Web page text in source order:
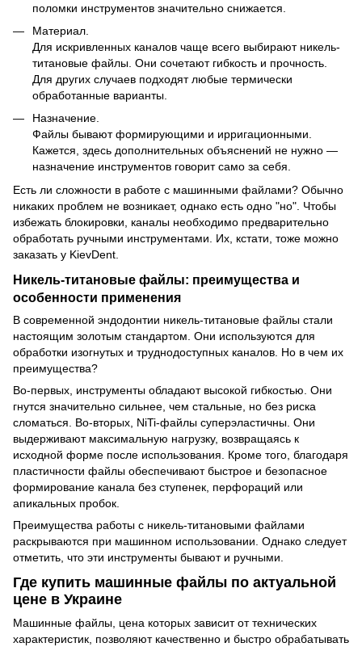
поломки инструментов значительно снижается.
Материал.
Для искривленных каналов чаще всего выбирают никель-
титановые файлы. Они сочетают гибкость и прочность.
Для других случаев подходят любые термически
обработанные варианты.
Назначение.
Файлы бывают формирующими и ирригационными.
Кажется, здесь дополнительных объяснений не нужно —
назначение инструментов говорит само за себя.
Есть ли сложности в работе с машинными файлами? Обычно
никаких проблем не возникает, однако есть одно "но". Чтобы
избежать блокировки, каналы необходимо предварительно
обработать ручными инструментами. Их, кстати, тоже можно
заказать у KievDent.
Никель-титановые файлы: преимущества и
особенности применения
В современной эндодонтии никель-титановые файлы стали
настоящим золотым стандартом. Они используются для
обработки изогнутых и труднодоступных каналов. Но в чем их
преимущества?
Во-первых, инструменты обладают высокой гибкостью. Они
гнутся значительно сильнее, чем стальные, но без риска
сломаться. Во-вторых, NiTi-файлы суперэластичны. Они
выдерживают максимальную нагрузку, возвращаясь к
исходной форме после использования. Кроме того, благодаря
пластичности файлы обеспечивают быстрое и безопасное
формирование канала без ступенек, перфораций или
апикальных пробок.
Преимущества работы с никель-титановыми файлами
раскрываются при машинном использовании. Однако следует
отметить, что эти инструменты бывают и ручными.
Где купить машинные файлы по актуальной
цене в Украине
Машинные файлы, цена которых зависит от технических
характеристик, позволяют качественно и быстро обрабатывать